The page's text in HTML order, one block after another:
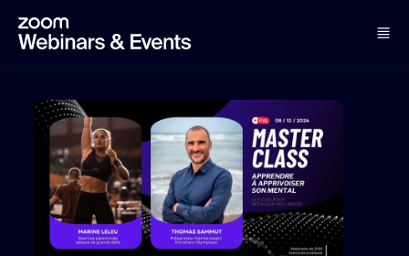
Skip to main content